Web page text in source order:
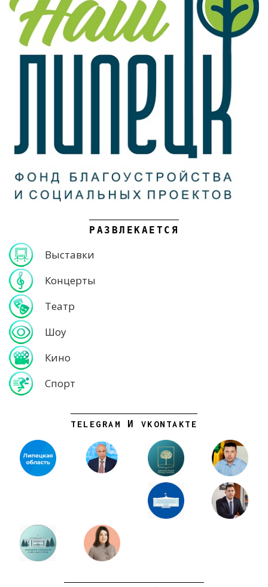
РАЗВЛЕКАЕТСЯ
Выставки
Концерты
Театр
Шоу
Кино
Спорт
TELEGRAM И VKONTAKTE